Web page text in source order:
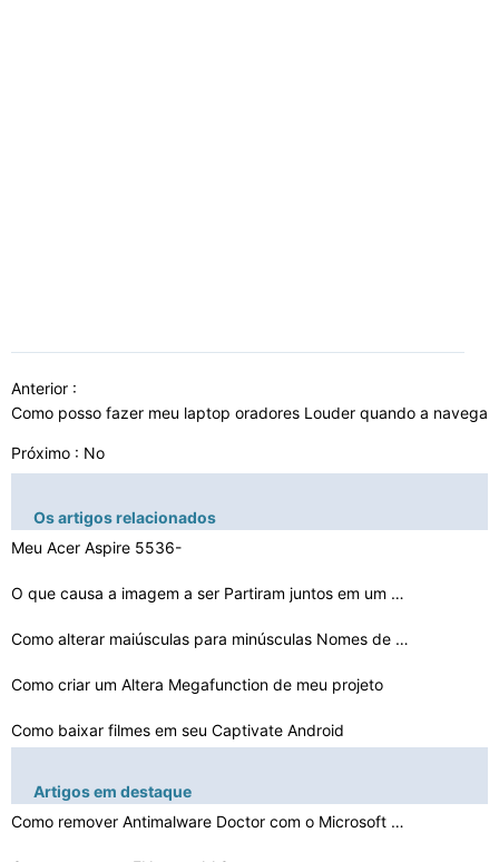
Anterior :
Como posso fazer meu laptop oradores Louder quando a
Próximo : No
Os artigos relacionados
Meu Acer Aspire 5536-
O que causa a imagem a ser Partiram juntos em um monito…
Como alterar maiúsculas para minúsculas Nomes de past…
Como criar um Altera Megafunction de meu projeto
Como baixar filmes em seu Captivate Android
Como configurar o Vuze Com PeerBlock
Artigos em destaque
Como remover Antimalware Doctor com o Microsoft Securit…